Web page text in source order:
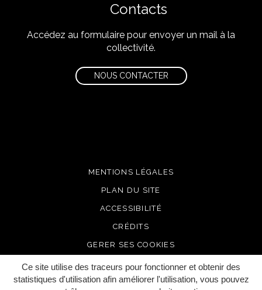
Ce site utilise des traceurs pour fonctionner et obtenir des
statistiques d'utilisation afin améliorer l'utilisation, vous pouvez
Contacts
Accédez au formulaire pour envoyer un mail à la
collectivité.
NOUS CONTACTER
MENTIONS LÉGALES
PLAN DU SITE
ACCESSIBILITÉ
CRÉDITS
GERER SES COOKIES